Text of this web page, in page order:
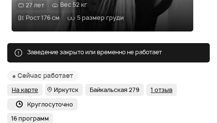
27 лет
Вес 52 кг
Рост 176 см
5 размер груди
Заведение закрыто или временно не работает
● Сейчас работает
Круглосуточно
Иркутск Байкальская 279
На карте 1 отзыв
16 программ